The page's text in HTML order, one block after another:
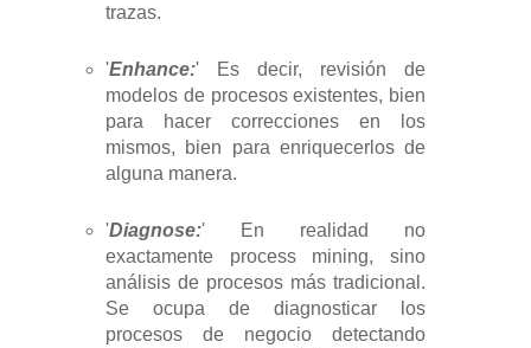
trazas.
'Enhance:' Es decir, revisión de
modelos de procesos existentes, bien
para hacer correcciones en los
mismos, bien para enriquecerlos de
alguna manera.
'Diagnose:' En realidad no
exactamente process mining, sino
análisis de procesos más tradicional.
Se ocupa de diagnosticar los
procesos de negocio detectando